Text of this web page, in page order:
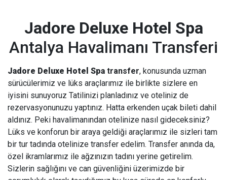
Jadore Deluxe Hotel Spa
Antalya Havalimanı Transferi
Jadore Deluxe Hotel Spa transfer, konusunda uzman
sürücülerimiz ve lüks araçlarımız ile birlikte sizlere en
iyisini sunuyoruz Tatilinizi planladınız ve oteliniz de
rezervasyonunuzu yaptınız. Hatta erkenden uçak bileti dahil
aldınız. Peki havalimanından otelinize nasıl gideceksiniz?
Lüks ve konforun bir araya geldiği araçlarımız ile sizleri tam
bir tur tadında otelinize transfer edelim. Transfer anında da,
özel ikramlarımız ile ağzınızın tadını yerine getirelim.
Sizlerin sağlığını ve can güvenliğini üzerimizde bir